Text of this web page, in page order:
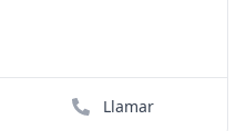
Llamar